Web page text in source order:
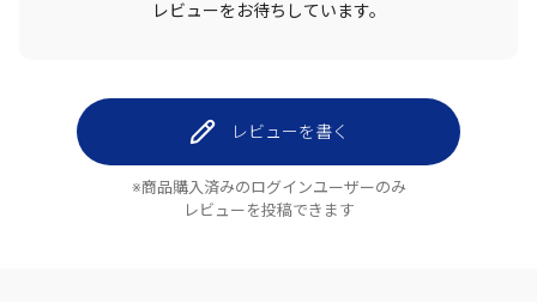
レビューをお待ちしています。
レビューを書く
※商品購入済みのログインユーザーのみ
レビューを投稿できます